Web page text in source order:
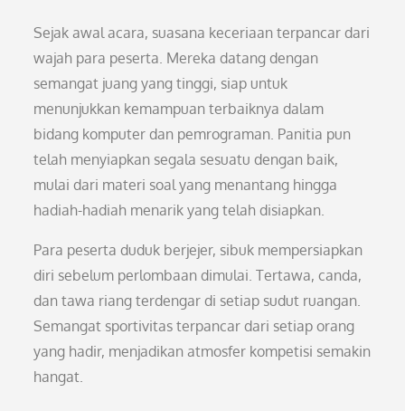
Sejak awal acara, suasana keceriaan terpancar dari
wajah para peserta. Mereka datang dengan
semangat juang yang tinggi, siap untuk
menunjukkan kemampuan terbaiknya dalam
bidang komputer dan pemrograman. Panitia pun
telah menyiapkan segala sesuatu dengan baik,
mulai dari materi soal yang menantang hingga
hadiah-hadiah menarik yang telah disiapkan.
Para peserta duduk berjejer, sibuk mempersiapkan
diri sebelum perlombaan dimulai. Tertawa, canda,
dan tawa riang terdengar di setiap sudut ruangan.
Semangat sportivitas terpancar dari setiap orang
yang hadir, menjadikan atmosfer kompetisi semakin
hangat.